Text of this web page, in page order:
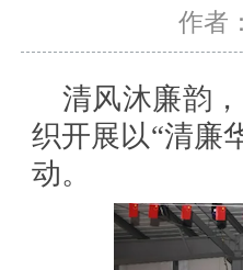
作者
清风沐廉韵
织开展以“清廉
动。